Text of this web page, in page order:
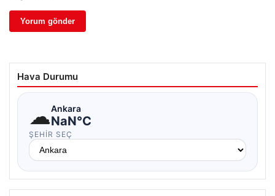
Hava Durumu
☁Ankara
NaN°C
ŞEHIR SEÇ